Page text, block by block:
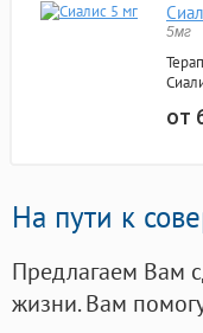
5мг
от
На пути к
Предлагаем Вам
жизни. Вам